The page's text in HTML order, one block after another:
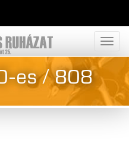
es / 808